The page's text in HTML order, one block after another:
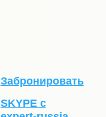
Забронировать
SKYPE с